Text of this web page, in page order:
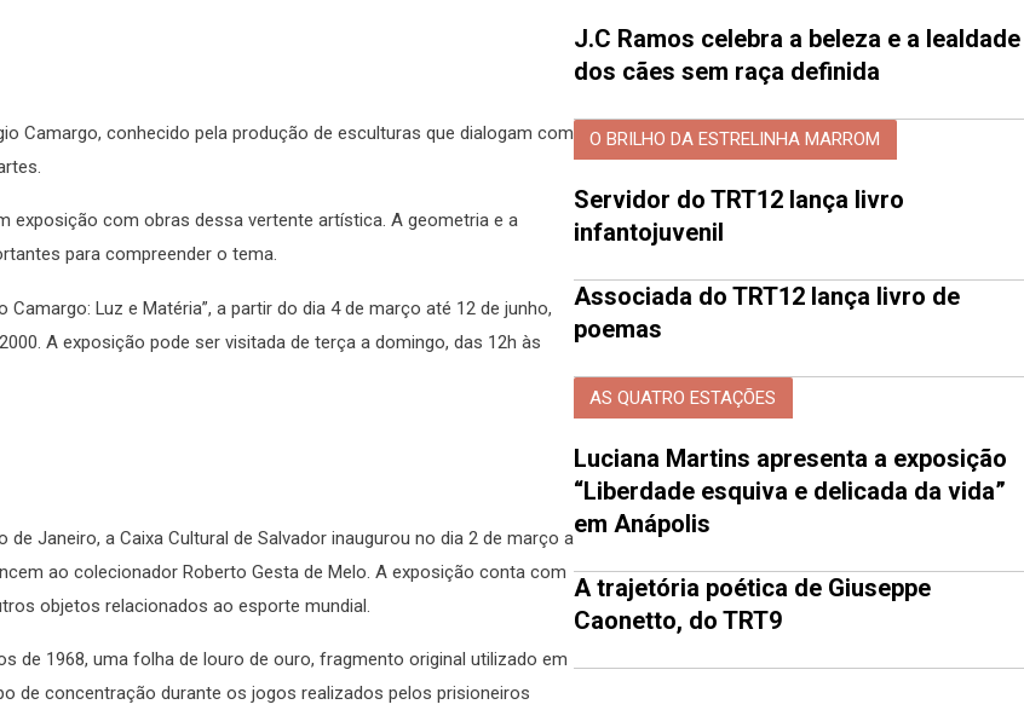
Camargo, conhecido pela produção de esculturas que dialogam com
exposição com obras dessa vertente artística. A geometria e a
para compreender o tema.
Luz e Matéria”, a partir do dia 4 de março até 12 de junho,
A exposição pode ser visitada de terça a domingo, das 12h às
Janeiro, a Caixa Cultural de Salvador inaugurou no dia 2 de março a
ao colecionador Roberto Gesta de Melo. A exposição conta com
objetos relacionados ao esporte mundial.
de 1968, uma folha de louro de ouro, fragmento original utilizado em
de concentração durante os jogos realizados pelos prisioneiros
J.C Ramos celebra a beleza e a lealdade
dos cães sem raça definida
O BRILHO DA ESTRELINHA MARROM
Servidor do TRT12 lança livro
infantojuvenil
Associada do TRT12 lança livro de
poemas
AS QUATRO ESTAÇÕES
Luciana Martins apresenta a exposição
“Liberdade esquiva e delicada da vida”
em Anápolis
A trajetória poética de Giuseppe
Caonetto, do TRT9